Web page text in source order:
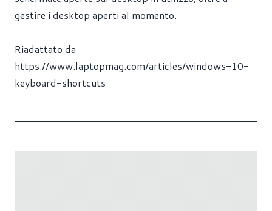
gestire i desktop aperti al momento.
Riadattato da
https://www.laptopmag.com/articles/windows-10-
keyboard-shortcuts